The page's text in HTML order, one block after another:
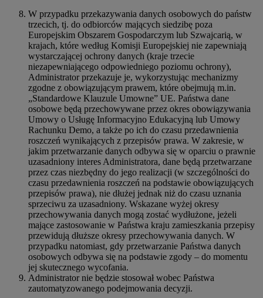
W przypadku przekazywania danych osobowych do państw
trzecich, tj. do odbiorców mających siedzibę poza
Europejskim Obszarem Gospodarczym lub Szwajcarią, w
krajach, które według Komisji Europejskiej nie zapewniają
wystarczającej ochrony danych (kraje trzecie
niezapewniającego odpowiedniego poziomu ochrony),
Administrator przekazuje je, wykorzystując mechanizmy
zgodne z obowiązującym prawem, które obejmują m.in.
„Standardowe Klauzule Umowne” UE. Państwa dane
osobowe będą przechowywane przez okres obowiązywania
Umowy o Usługę Informacyjno Edukacyjną lub Umowy
Rachunku Demo, a także po ich do czasu przedawnienia
roszczeń wynikających z przepisów prawa. W zakresie, w
jakim przetwarzanie danych odbywa się w oparciu o prawnie
uzasadniony interes Administratora, dane będą przetwarzane
przez czas niezbędny do jego realizacji (w szczególności do
czasu przedawnienia roszczeń na podstawie obowiązujących
przepisów prawa), nie dłużej jednak niż do czasu uznania
sprzeciwu za uzasadniony. Wskazane wyżej okresy
przechowywania danych mogą zostać wydłużone, jeżeli
mające zastosowanie w Państwa kraju zamieszkania przepisy
przewidują dłuższe okresy przechowywania danych. W
przypadku natomiast, gdy przetwarzanie Państwa danych
osobowych odbywa się na podstawie zgody – do momentu
jej skutecznego wycofania.
Administrator nie będzie stosował wobec Państwa
zautomatyzowanego podejmowania decyzji.